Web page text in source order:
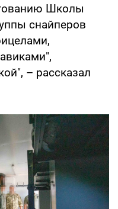
Школы
снайперов
– рассказал